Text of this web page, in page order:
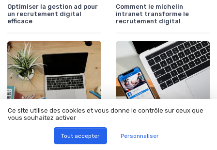
Optimiser la gestion ad pour
un recrutement digital
efficace
Comment le michelin
intranet transforme le
recrutement digital
• 02/12/2025
Ce site utilise des cookies et vous donne le contrôle sur ceux que
vous souhaitez activer
Tout accepter Personnaliser